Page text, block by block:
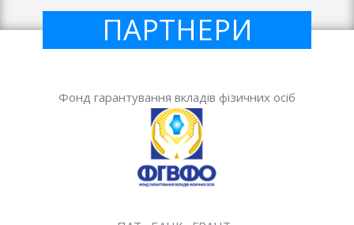
ПАРТНЕРИ
Фонд гарантування вкладів фізичних осіб